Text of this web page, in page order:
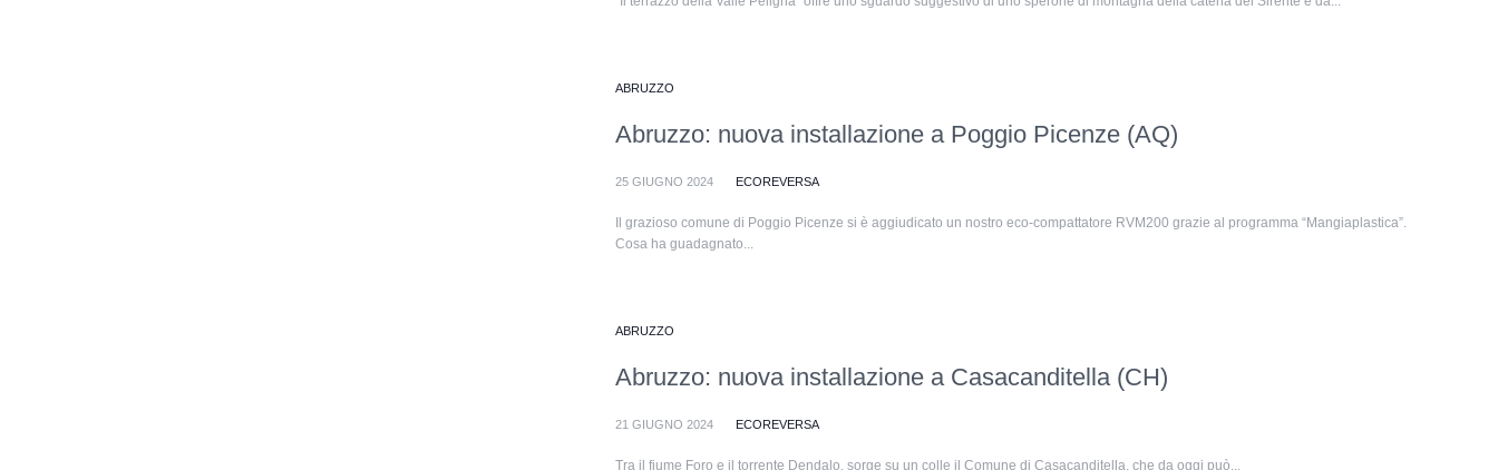
ABRUZZO
Abruzzo: nuova installazione a Poggio Picenze (AQ)
25 GIUGNO 2024 ECOREVERSA
Il grazioso comune di Poggio Picenze si è aggiudicato un nostro eco-compattatore RVM200 grazie al programma “Mangiaplastica”.
Cosa ha guadagnato...
ABRUZZO
Abruzzo: nuova installazione a Casacanditella (CH)
21 GIUGNO 2024 ECOREVERSA
Tra il fiume Foro e il torrente Dendalo, sorge su un colle il Comune di Casacanditella, che da oggi può...